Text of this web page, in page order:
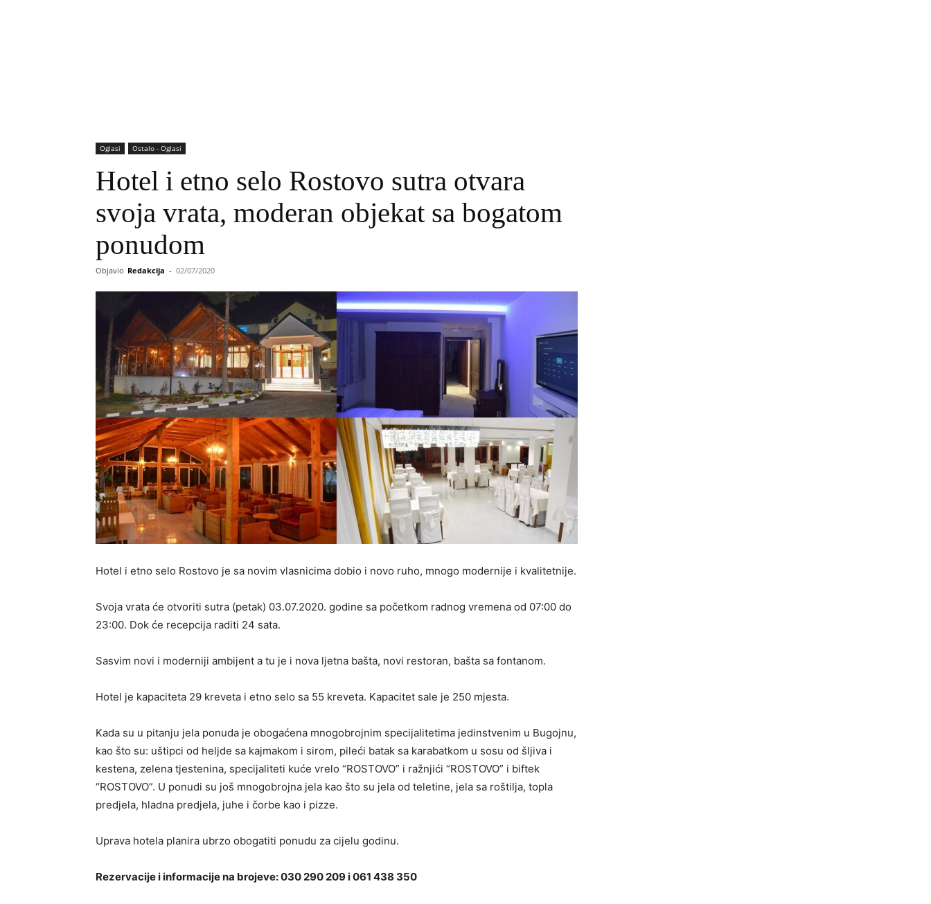
Oglasi Ostalo - Oglasi
Hotel i etno selo Rostovo sutra otvara
svoja vrata, moderan objekat sa bogatom
ponudom
Objavio Redakcija - 02/07/2020
Hotel i etno selo Rostovo je sa novim vlasnicima dobio i novo ruho, mnogo modernije i kvalitetnije.
Svoja vrata će otvoriti sutra (petak) 03.07.2020. godine sa početkom radnog vremena od 07:00 do
23:00. Dok će recepcija raditi 24 sata.
Sasvim novi i moderniji ambijent a tu je i nova ljetna bašta, novi restoran, bašta sa fontanom.
Hotel je kapaciteta 29 kreveta i etno selo sa 55 kreveta. Kapacitet sale je 250 mjesta.
Kada su u pitanju jela ponuda je obogaćena mnogobrojnim specijalitetima jedinstvenim u Bugojnu,
kao što su: uštipci od heljde sa kajmakom i sirom, pileći batak sa karabatkom u sosu od šljiva i
kestena, zelena tjestenina, specijaliteti kuće vrelo “ROSTOVO” i ražnjići “ROSTOVO” i biftek
“ROSTOVO”. U ponudi su još mnogobrojna jela kao što su jela od teletine, jela sa roštilja, topla
predjela, hladna predjela, juhe i čorbe kao i pizze.
Uprava hotela planira ubrzo obogatiti ponudu za cijelu godinu.
Rezervacije i informacije na brojeve: 030 290 209 i 061 438 350